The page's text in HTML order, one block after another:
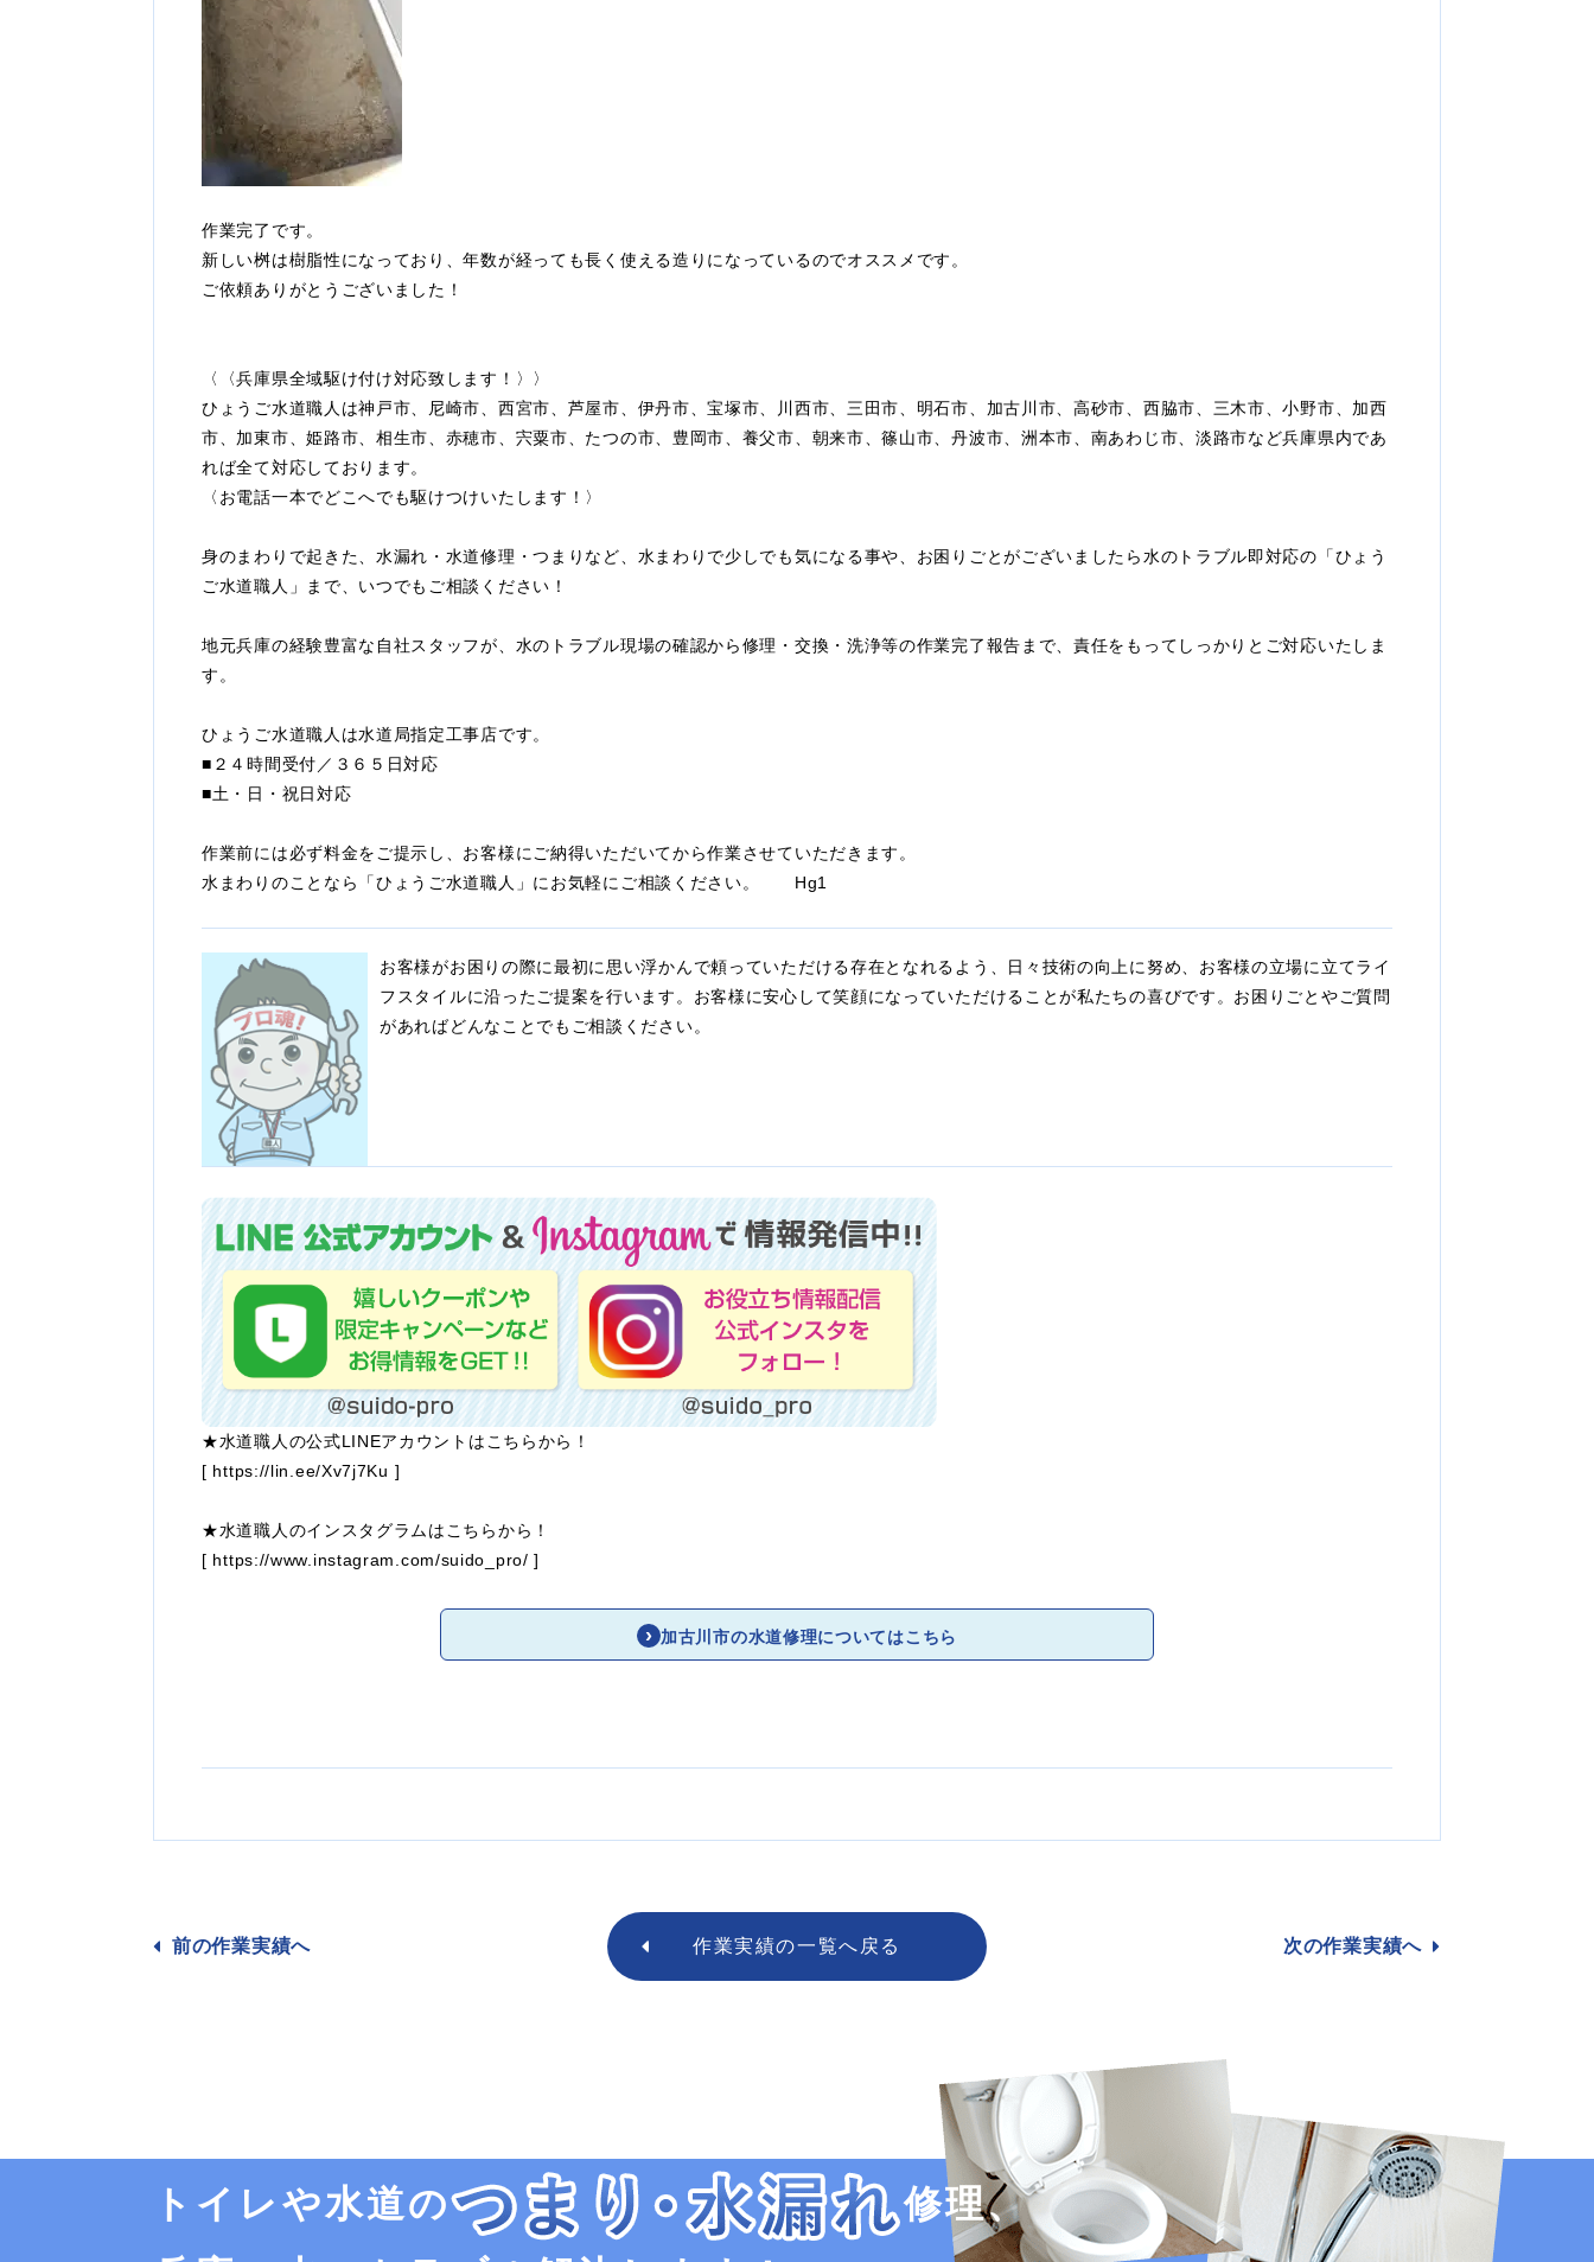
作業完了です。
新しい桝は樹脂性になっており、年数が経っても長く使える造りになっているのでオススメです。
ご依頼ありがとうございました！
〈〈兵庫県全域駆け付け対応致します！〉〉
ひょうご水道職人は神戸市、尼崎市、西宮市、芦屋市、伊丹市、宝塚市、川西市、三田市、明石市、加古川市、高砂市、西脇市、三木市、小野市、加西
市、加東市、姫路市、相生市、赤穂市、宍粟市、たつの市、豊岡市、養父市、朝来市、篠山市、丹波市、洲本市、南あわじ市、淡路市など兵庫県内であ
れば全て対応しております。
〈お電話一本でどこへでも駆けつけいたします！〉
身のまわりで起きた、水漏れ・水道修理・つまりなど、水まわりで少しでも気になる事や、お困りごとがございましたら水のトラブル即対応の「ひょう
ご水道職人」まで、いつでもご相談ください！
地元兵庫の経験豊富な自社スタッフが、水のトラブル現場の確認から修理・交換・洗浄等の作業完了報告まで、責任をもってしっかりとご対応いたしま
す。
ひょうご水道職人は水道局指定工事店です。
■２４時間受付／３６５日対応
■土・日・祝日対応
作業前には必ず料金をご提示し、お客様にご納得いただいてから作業させていただきます。
水まわりのことなら「ひょうご水道職人」にお気軽にご相談ください。 Hg1
お客様がお困りの際に最初に思い浮かんで頼っていただける存在となれるよう、日々技術の向上に努め、お客様の立場に立てライ
フスタイルに沿ったご提案を行います。お客様に安心して笑顔になっていただけることが私たちの喜びです。お困りごとやご質問
があればどんなことでもご相談ください。
★水道職人の公式LINEアカウントはこちらから！
[ https://lin.ee/Xv7j7Ku ]
★水道職人のインスタグラムはこちらから！
[ https://www.instagram.com/suido_pro/ ]
加古川市の水道修理についてはこちら
前の作業実績へ 作業実績の一覧へ戻る 次の作業実績へ
トイレや水道の
修理、